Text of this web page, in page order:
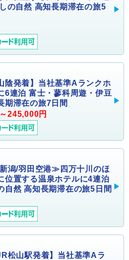
の自然 高知長期滞在の旅5
陰発着】当社基準Aランクホ
6連泊 富士・蓼科周遊・伊豆
期滞在の旅7日間
245,000円
潟/羽田空港≫四万十川のほ
位置する温泉ホテルに4連泊
自然 高知長期滞在の旅5日間
松山駅発着】当社基準Aラ